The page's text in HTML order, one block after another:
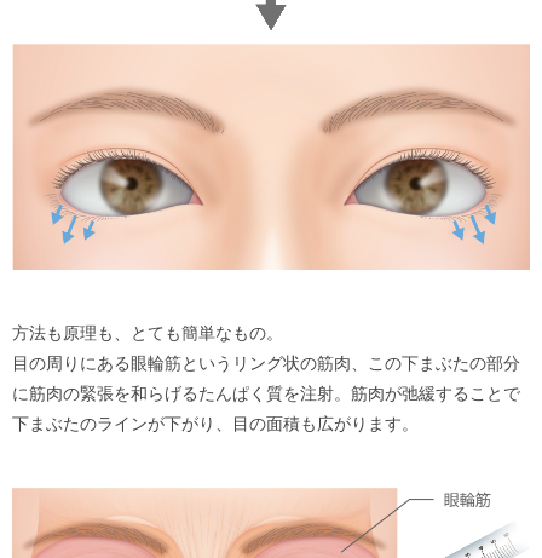
方法も原理も、とても簡単なもの。
目の周りにある眼輪筋というリング状の筋肉、この下まぶたの部分
に筋肉の緊張を和らげるたんぱく質を注射。筋肉が弛緩することで
下まぶたのラインが下がり、目の面積も広がります。